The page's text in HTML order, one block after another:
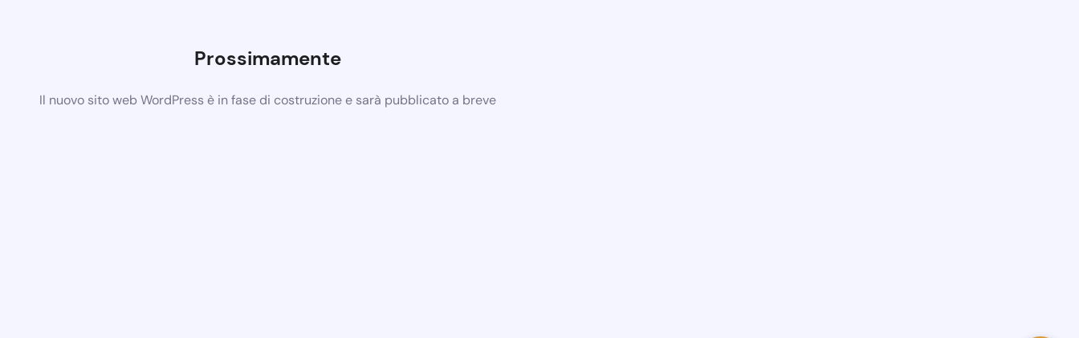
Prossimamente
Il nuovo sito web WordPress è in fase di costruzione e sarà pubblicato a breve